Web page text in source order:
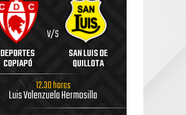
DEPORTES
COPIAPÓ
V/S
SAN LUIS DE
QUILLOTA
12.30 horas
Luis Valenzuela Hermosilla